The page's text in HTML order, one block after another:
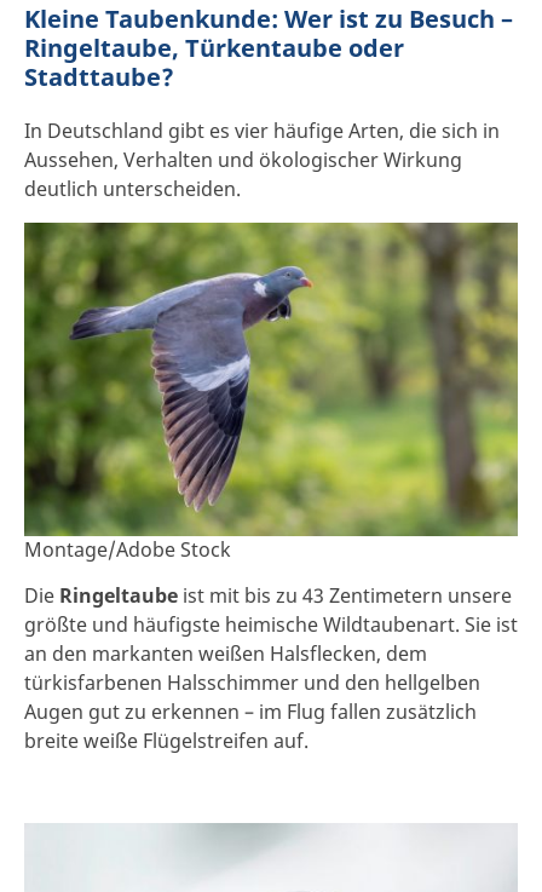
Kleine Taubenkunde: Wer ist zu Besuch –
Ringeltaube, Türkentaube oder
Stadttaube?
In Deutschland gibt es vier häufige Arten, die sich in
Aussehen, Verhalten und ökologischer Wirkung
deutlich unterscheiden.
Montage/Adobe Stock
Die Ringeltaube ist mit bis zu 43 Zentimetern unsere
größte und häufigste heimische Wildtaubenart. Sie ist
an den markanten weißen Halsflecken, dem
türkisfarbenen Halsschimmer und den hellgelben
Augen gut zu erkennen – im Flug fallen zusätzlich
breite weiße Flügelstreifen auf.